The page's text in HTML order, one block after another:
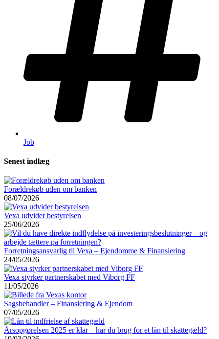
Job
Senest indlæg
Forældrekøb uden om banken
08/07/2026
Vexa udvider bestyrelsen
25/06/2026
Forretningsansvarlig til Vexa – Ejendomme & Finansiering
24/05/2026
Vexa styrker partnerskabet med Viborg FF
11/05/2026
Sagsbehandler – Finansiering & Ejendom
07/05/2026
Årsopgørelsen 2025 er klar – har du brug for et lån til skattegæld?